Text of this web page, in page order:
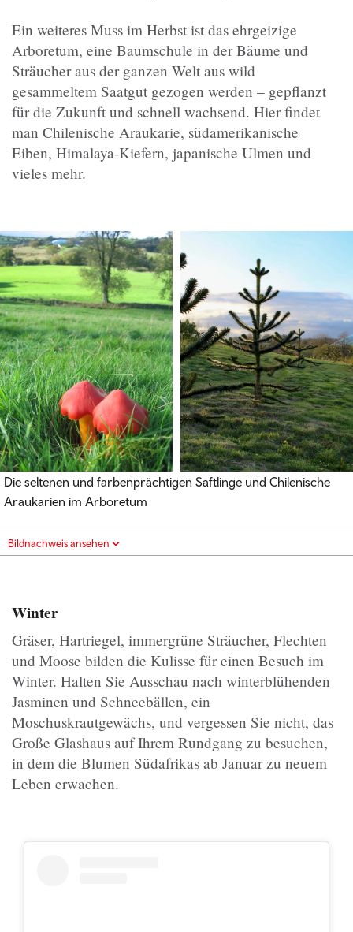
Ein weiteres Muss im Herbst ist das ehrgeizige
Arboretum, eine Baumschule in der Bäume und
Sträucher aus der ganzen Welt aus wild
gesammeltem Saatgut gezogen werden – gepflanzt
für die Zukunft und schnell wachsend. Hier findet
man Chilenische Araukarie, südamerikanische
Eiben, Himalaya-Kiefern, japanische Ulmen und
vieles mehr.
Die seltenen und farbenprächtigen Saftlinge und Chilenische
Araukarien im Arboretum
Bildnachweis ansehen
Winter
Gräser, Hartriegel, immergrüne Sträucher, Flechten
und Moose bilden die Kulisse für einen Besuch im
Winter. Halten Sie Ausschau nach winterblühenden
Jasminen und Schneebällen, ein
Moschuskrautgewächs, und vergessen Sie nicht, das
Große Glashaus auf Ihrem Rundgang zu besuchen,
in dem die Blumen Südafrikas ab Januar zu neuem
Leben erwachen.